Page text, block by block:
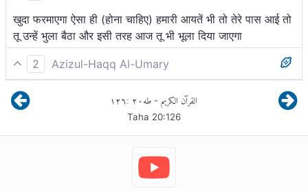
खुदा फरमाएगा ऐसा ही (होना चाहिए) हमारी आयतें भी तो तेरे पास आई तो
तू उन्हें भुला बैठा और इसी तरह आज तू भी भूला दिया जाएगा
2
Azizul-Haqq Al-Umary
अल्लाह कहेगाः इसी प्रकार, तेरे पास हमारी आयतें आयीं, तो तूने उन्हें
भुला दिया। अतः इसी प्रकार, आज तू भुला दिया जायेगा।
القرآن الكريم - طه٢٠:١٢٦
Taha 20:126